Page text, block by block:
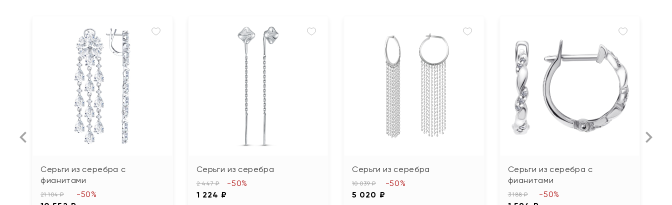
Серьги из серебра с
фианитами
21 104 ₽ -50%
Серьги из серебра
2 447 ₽
1 224 ₽
-50%
Серьги из серебра
10 039 ₽
5 020 ₽
-50%
Серьги из серебра с
фианитами
3 188 ₽ -50%